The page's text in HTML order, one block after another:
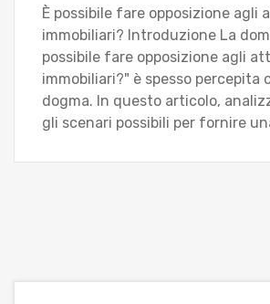
È possibile fare opposizione agli
immobiliari? Introduzione La
possibile fare opposizione agli
immobiliari?" è spesso percepita
dogma. In questo articolo,
gli scenari possibili per fornire